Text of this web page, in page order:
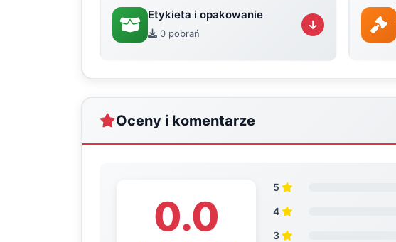
Etykieta i opakowanie
0 pobrań
Oceny i komentarze
0.0
5
4
3